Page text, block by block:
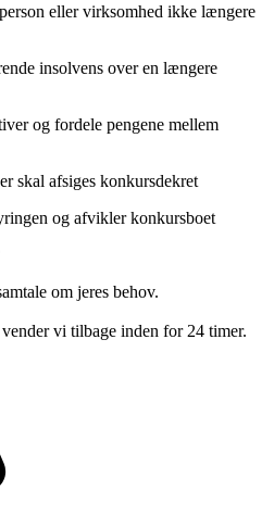
eller virksomhed ikke længere
insolvens over en længere
og fordele pengene mellem
skal afsiges konkursdekret
og afvikler konkursboet
om jeres behov.
vi tilbage inden for 24 timer.